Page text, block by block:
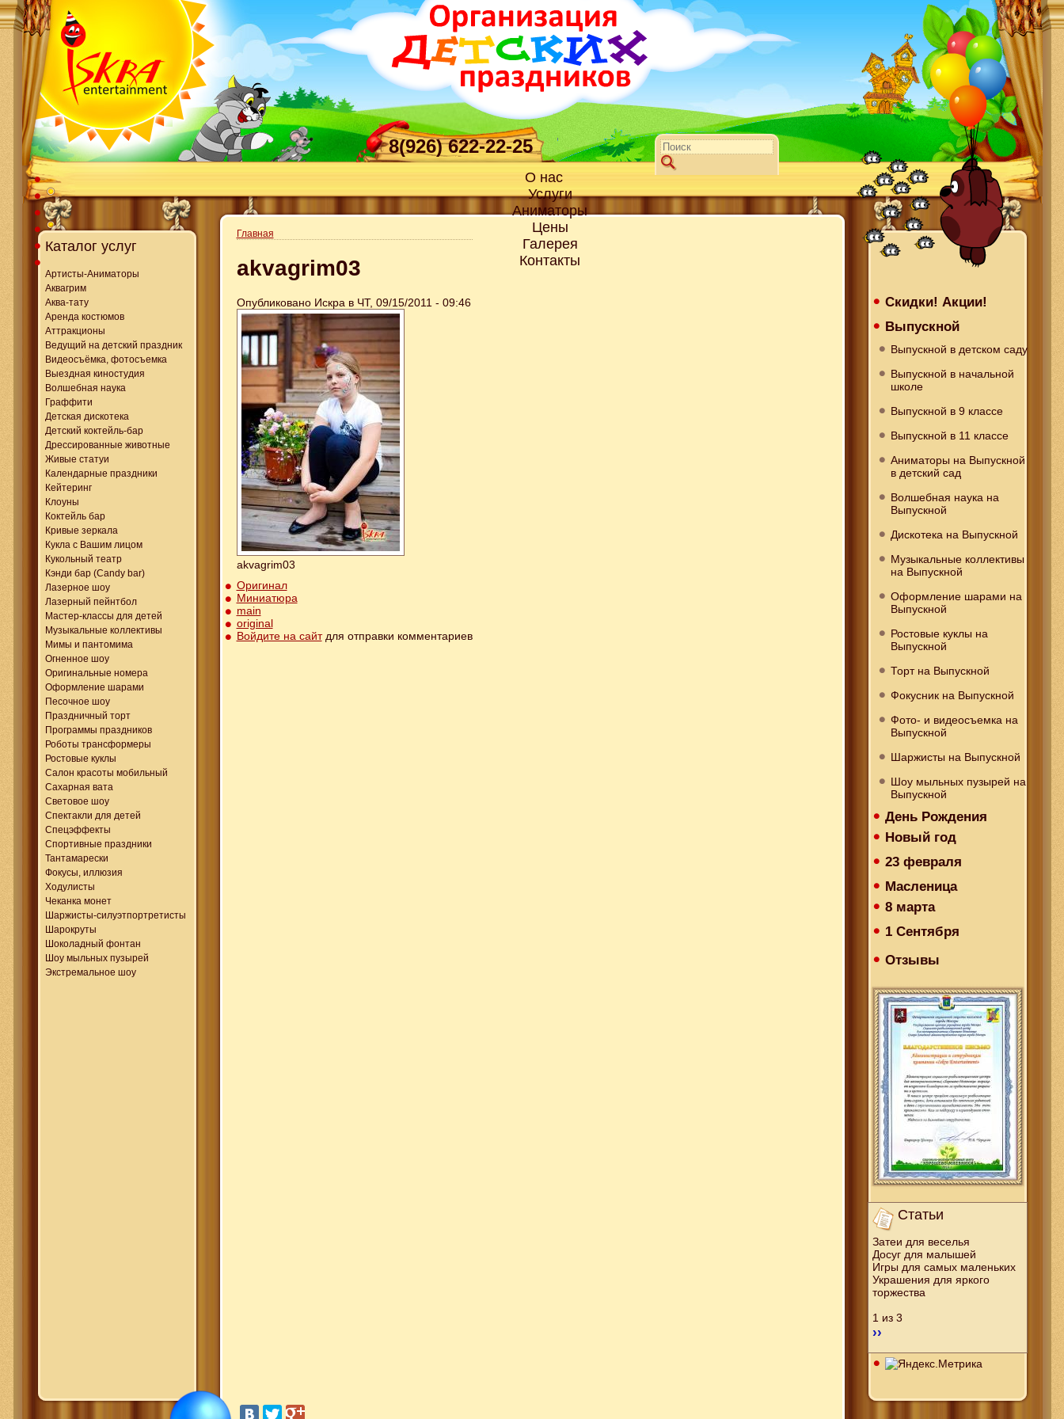
8(926) 622-22-25
О нас
Услуги
Аниматоры
Цены
Галерея
Контакты
Каталог услуг
Артисты-Аниматоры
Аквагрим
Аква-тату
Аренда костюмов
Аттракционы
Ведущий на детский праздник
Видеосъёмка, фотосъемка
Выездная киностудия
Волшебная наука
Граффити
Детская дискотека
Детский коктейль-бар
Дрессированные животные
Живые статуи
Календарные праздники
Кейтеринг
Клоуны
Коктейль бар
Кривые зеркала
Кукла с Вашим лицом
Кукольный театр
Кэнди бар (Candy bar)
Лазерное шоу
Лазерный пейнтбол
Мастер-классы для детей
Музыкальные коллективы
Мимы и пантомима
Огненное шоу
Оригинальные номера
Оформление шарами
Песочное шоу
Праздничный торт
Программы праздников
Роботы трансформеры
Ростовые куклы
Салон красоты мобильный
Сахарная вата
Световое шоу
Спектакли для детей
Спецэффекты
Спортивные праздники
Тантамарески
Фокусы, иллюзия
Ходулисты
Чеканка монет
Шаржисты-силуэтпортретисты
Шарокруты
Шоколадный фонтан
Шоу мыльных пузырей
Экстремальное шоу
Скидки! Акции!
Выпускной
Выпускной в детском саду
Выпускной в начальной
школе
Выпускной в 9 классе
Выпускной в 11 классе
Аниматоры на Выпускной
в детский сад
Волшебная наука на
Выпускной
Дискотека на Выпускной
Музыкальные коллективы
на Выпускной
Оформление шарами на
Выпускной
Ростовые куклы на
Выпускной
Торт на Выпускной
Фокусник на Выпускной
Фото- и видеосъемка на
Выпускной
Шаржисты на Выпускной
Шоу мыльных пузырей на
Выпускной
День Рождения
Новый год
23 февраля
Масленица
8 марта
1 Сентября
Отзывы
Статьи
Затеи для веселья
Досуг для малышей
Игры для самых маленьких
Украшения для яркого
торжества
1 из 3
››
Главная
akvagrim03
Опубликовано Искра в ЧТ, 09/15/2011 - 09:46
akvagrim03
Оригинал
Миниатюра
main
original
Войдите на сайтдля отправки комментариев